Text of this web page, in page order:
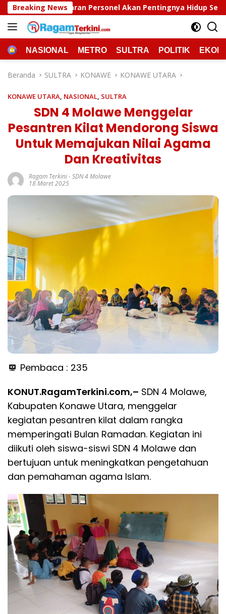
Langsung
ke
konten
Breaking News
Akan Pentingnya Hidup Sehat Polda Sultra
HOMENASIONAL METRO SULTRA POLITIK
Beranda SULTRA KONAWE KONAWE UTARA
KONAWE UTARA, NASIONAL, SULTRA
SDN 4 Molawe Menggelar
Pesantren Kilat Mendorong Siswa
Untuk Memajukan Nilai Agama
Dan Kreativitas
Ragam Terkini-SDN 4 Molawe
18 Maret 2025
Pembaca : 235
KONUT.RagamTerkini.com,– SDN 4 Molawe,
Kabupaten Konawe Utara, menggelar
kegiatan pesantren kilat dalam rangka
memperingati Bulan Ramadan. Kegiatan ini
diikuti oleh siswa-siswi SDN 4 Molawe dan
bertujuan untuk meningkatkan pengetahuan
dan pemahaman agama Islam.